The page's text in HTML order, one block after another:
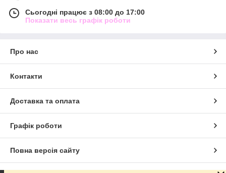
Сьогодні працює з 08:00 до 17:00
Показати весь графік роботи
Про нас
Контакти
Доставка та оплата
Графік роботи
Повна версія сайту